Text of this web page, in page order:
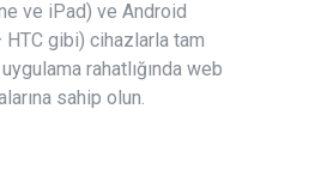
ve iPad) ve Android
HTC gibi) cihazlarla tam
rahatlığında web
sahip olun.